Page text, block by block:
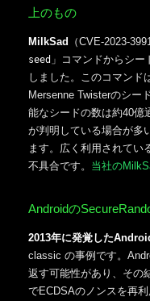
上のもの
MilkSad （CVE-2023-
seed 」コマンドからシ
しました。このコマンド
Mersenne Twisterのシー
能なシードの数は約40億
が判明している場合が多
ます。広く利用されてい
不具合です。 当社の
Androidの
2013年に発覚した
classic の事例です。
返す可能性があり、その
でECDSAのノンスを再